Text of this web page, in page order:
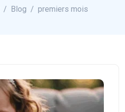
Blog premiers mois